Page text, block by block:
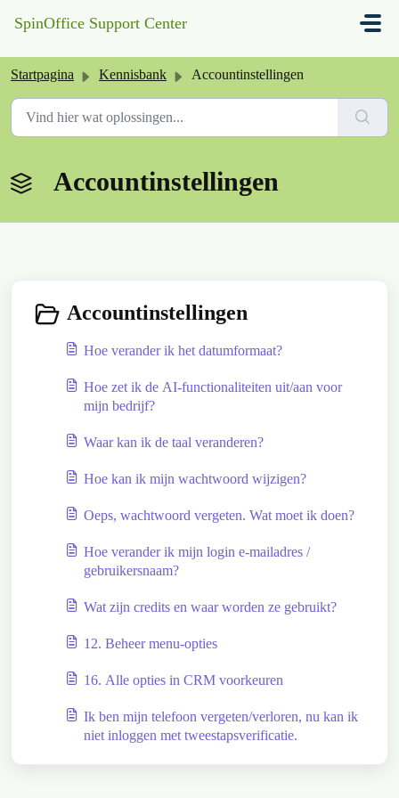
SpinOffice Support Center
Startpagina Kennisbank Accountinstellingen
Accountinstellingen
Accountinstellingen
Hoe verander ik het datumformaat?
Hoe zet ik de AI-functionaliteiten uit/aan voor
mijn bedrijf?
Waar kan ik de taal veranderen?
Hoe kan ik mijn wachtwoord wijzigen?
Oeps, wachtwoord vergeten. Wat moet ik doen?
Hoe verander ik mijn login e-mailadres /
gebruikersnaam?
Wat zijn credits en waar worden ze gebruikt?
12. Beheer menu-opties
16. Alle opties in CRM voorkeuren
Ik ben mijn telefoon vergeten/verloren, nu kan ik
niet inloggen met tweestapsverificatie.